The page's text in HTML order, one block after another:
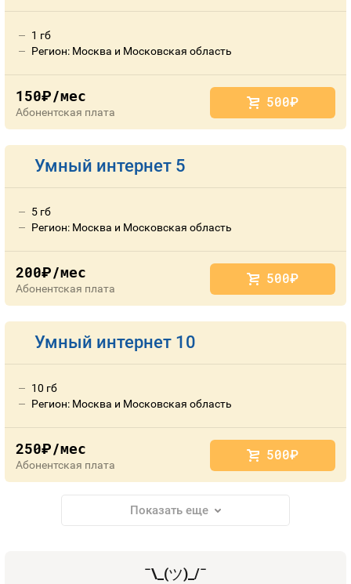
1 гб
Регион: Москва и Московская область
150руб./мес
Абонентская плата
500руб.
Умный интернет 5
5 гб
Регион: Москва и Московская область
200руб./мес
Абонентская плата
500руб.
Умный интернет 10
10 гб
Регион: Москва и Московская область
250руб./мес
Абонентская плата
500руб.
Показать еще
¯\_(ツ)_/¯